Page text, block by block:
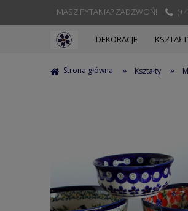
MASZ PYTANIA? ZADZWOŃ!
DEKORACJE
Strona główna » Kształty »